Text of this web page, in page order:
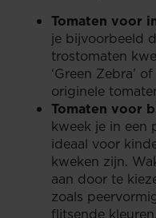
Tomaten voor
je bijvoorbeeld
trostomaten
‘Green Zebra’
originele
Tomaten voor
kweek je in een
ideaal voor
kweken zijn.
aan door te
zoals
flitsende